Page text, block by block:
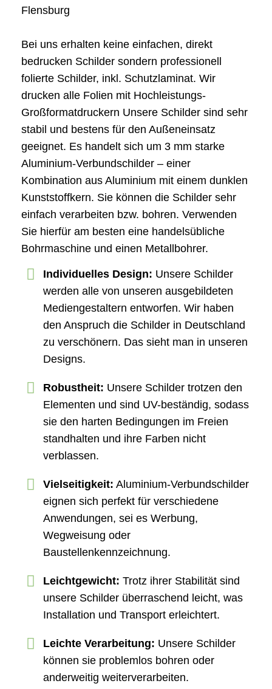
Flensburg
Bei uns erhalten keine einfachen, direkt
bedrucken Schilder sondern professionell
folierte Schilder, inkl. Schutzlaminat. Wir
drucken alle Folien mit Hochleistungs-
Großformatdruckern Unsere Schilder sind sehr
stabil und bestens für den Außeneinsatz
geeignet. Es handelt sich um 3 mm starke
Aluminium-Verbundschilder – einer
Kombination aus Aluminium mit einem dunklen
Kunststoffkern. Sie können die Schilder sehr
einfach verarbeiten bzw. bohren. Verwenden
Sie hierfür am besten eine handelsübliche
Bohrmaschine und einen Metallbohrer.
Individuelles Design: Unsere Schilder
werden alle von unseren ausgebildeten
Mediengestaltern entworfen. Wir haben
den Anspruch die Schilder in Deutschland
zu verschönern. Das sieht man in unseren
Designs.
Robustheit: Unsere Schilder trotzen den
Elementen und sind UV-beständig, sodass
sie den harten Bedingungen im Freien
standhalten und ihre Farben nicht
verblassen.
Vielseitigkeit: Aluminium-Verbundschilder
eignen sich perfekt für verschiedene
Anwendungen, sei es Werbung,
Wegweisung oder
Baustellenkennzeichnung.
Leichtgewicht:Trotz ihrer Stabilität sind
unsere Schilder überraschend leicht, was
Installation und Transport erleichtert.
Leichte Verarbeitung: Unsere Schilder
können sie problemlos bohren oder
anderweitig weiterverarbeiten.